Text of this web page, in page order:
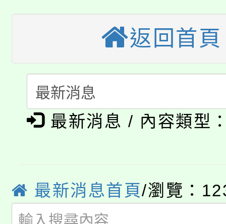
視費優惠，中低收入戶
半價優惠，詳情可洽有
者。
份教師增能研習
大溪自造教育及科技
份教師研習
會
115年食農教育專業人
程
「本色祭」8/29、30在
8/21下午1時於龍潭區
局官網。
8月14至27日，桃園電
開!
115年桃園市運動會8/
返回首頁
最新消息 / 內容類型
最新消息首頁/瀏覽：